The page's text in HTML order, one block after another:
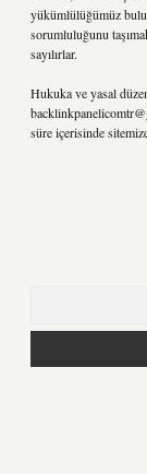
yükümlülüğümüz
sorumluluğunu
sayılırlar.
Hukuka ve yasal
süre içerisinde